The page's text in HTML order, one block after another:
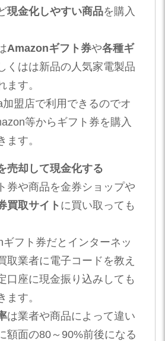
現金化しやすい商品を購入
Amazonギフト券や各種ギ
くはは新品の人気家電製品
ます。
盟店で利用できるのでオ
等からギフト券を購入
ます。
売却して現金化する
券や商品を金券ショップや
買取サイトに買い取っても
フト券だとインターネッ
取業者に電子コードを教え
口座に現金振り込みしても
ます。
は業者や商品によって違い
額面の80～90%前後になる